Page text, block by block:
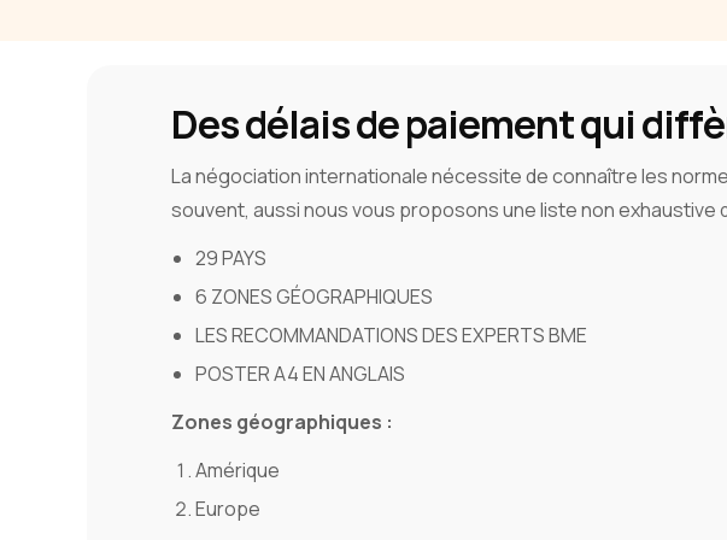
Des délais de paiement qui
La négociation internationale nécessite de connaître les
souvent, aussi nous vous proposons une liste non exhaustive
29 PAYS
6 ZONES GÉOGRAPHIQUES
LES RECOMMANDATIONS DES EXPERTS BME
POSTER A4 EN ANGLAIS
Zones géographiques :
Amérique
Europe